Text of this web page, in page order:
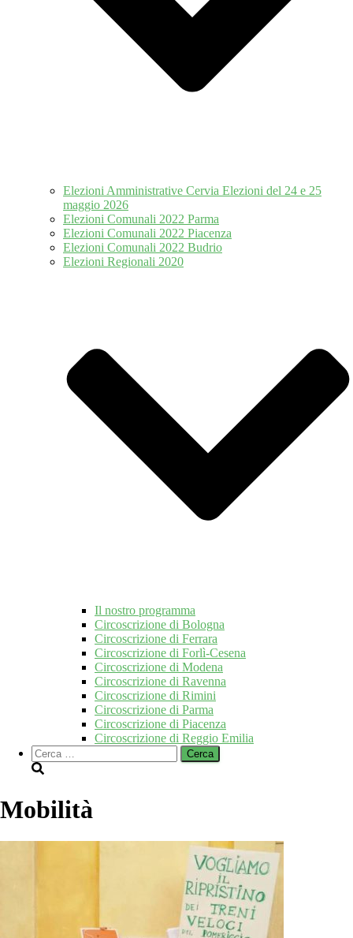
Elezioni Amministrative Cervia Elezioni del 24 e 25
maggio 2026
Elezioni Comunali 2022 Parma
Elezioni Comunali 2022 Piacenza
Elezioni Comunali 2022 Budrio
Elezioni Regionali 2020
Il nostro programma
Circoscrizione di Bologna
Circoscrizione di Ferrara
Circoscrizione di Forlì-Cesena
Circoscrizione di Modena
Circoscrizione di Ravenna
Circoscrizione di Rimini
Circoscrizione di Parma
Circoscrizione di Piacenza
Circoscrizione di Reggio Emilia
Ricerca
per:
Mobilità